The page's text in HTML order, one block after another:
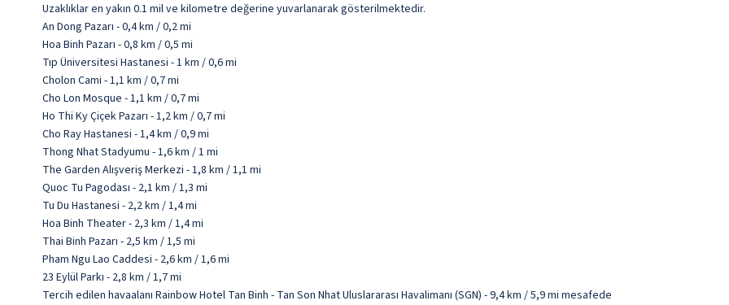
Uzaklıklar en yakın 0.1 mil ve kilometre değerine yuvarlanarak gösterilmektedir.
An Dong Pazarı - 0,4 km / 0,2 mi
Hoa Binh Pazarı - 0,8 km / 0,5 mi
Tıp Üniversitesi Hastanesi - 1 km / 0,6 mi
Cholon Cami - 1,1 km / 0,7 mi
Cho Lon Mosque - 1,1 km / 0,7 mi
Ho Thi Ky Çiçek Pazarı - 1,2 km / 0,7 mi
Cho Ray Hastanesi - 1,4 km / 0,9 mi
Thong Nhat Stadyumu - 1,6 km / 1 mi
The Garden Alışveriş Merkezi - 1,8 km / 1,1 mi
Quoc Tu Pagodası - 2,1 km / 1,3 mi
Tu Du Hastanesi - 2,2 km / 1,4 mi
Hoa Binh Theater - 2,3 km / 1,4 mi
Thai Binh Pazarı - 2,5 km / 1,5 mi
Pham Ngu Lao Caddesi - 2,6 km / 1,6 mi
23 Eylül Parkı - 2,8 km / 1,7 mi
Tercih edilen havaalanı Rainbow Hotel Tan Binh - Tan Son Nhat Uluslararası Havalimanı (SGN) - 9,4 km / 5,9 mi mesafede